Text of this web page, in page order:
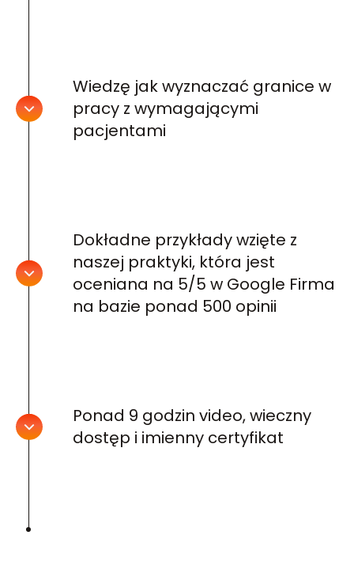
Wiedzę jak wyznaczać granice w
pracy z wymagającymi
pacjentami
Dokładne przykłady wzięte z
naszej praktyki, która jest
oceniana na 5/5 w Google Firma
na bazie ponad 500 opinii
Ponad 9 godzin video, wieczny
dostęp i imienny certyfikat